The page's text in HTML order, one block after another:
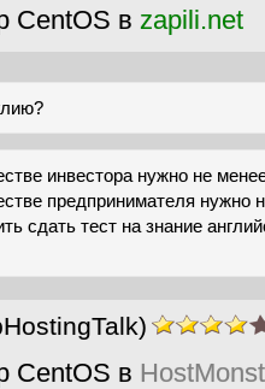
CentOS в zapili.net
инвестора нужно не
предпринимателя нужно
сдать тест на знание
CentOS в